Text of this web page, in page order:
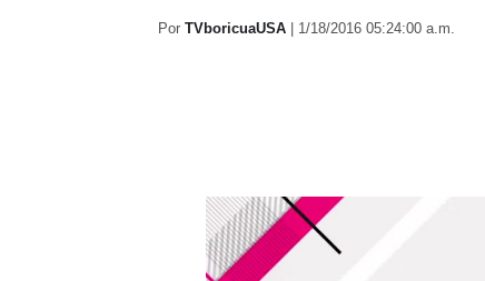
Por TVboricuaUSA 1/18/2016 05:24:00 a.m.